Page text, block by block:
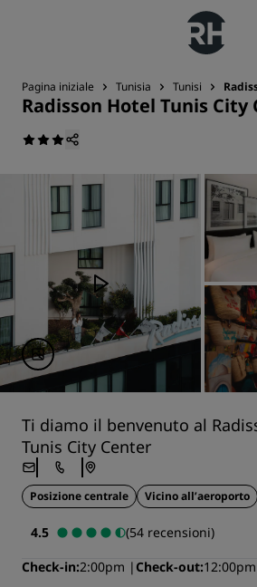
Pagina iniziale Tunisia Tunisi
Radisson Hotel Tunis City
Ti diamo il benvenuto al
Tunis City Center
Posizione centrale Vicino all’aeroporto
4.5
(54 recensioni)
Check-in 2:00pm Check-out 12:00pm